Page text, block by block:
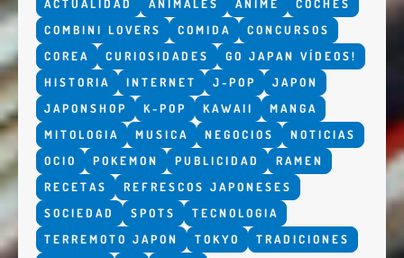
ACTUALIDAD ANIMALES ANIME
COCHES
COMBINI LOVERS
COMIDA
CONCURSOS
COREA
CURIOSIDADES
GO JAPAN VÍDEOS!
HISTORIA
INTERNET J-POP
JAPON
JAPONSHOP
K-POP KAWAII
MANGA
MITOLOGIA
MUSICA NEGOCIOS
NOTICIAS
OCIO
POKEMON PUBLICIDAD
RAMEN
RECETAS
REFRESCOS JAPONESES
SOCIEDAD
SPOTS
TECNOLOGIA
TERREMOTO JAPON
TOKYO TRADICIONES